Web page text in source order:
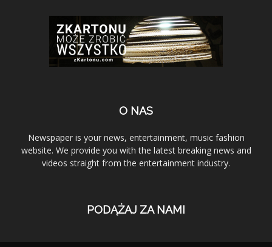
O NAS
Newspaper is your news, entertainment, music fashion
website. We provide you with the latest breaking news and
videos straight from the entertainment industry.
PODĄŻAJ ZA NAMI